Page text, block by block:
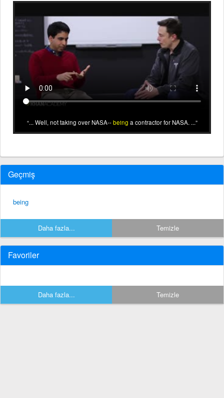
... Well, not taking over NASA--being a contractor for NASA. ...
Geçmiş
being
Daha fazla... Temizle
Favoriler
Daha fazla... Temizle